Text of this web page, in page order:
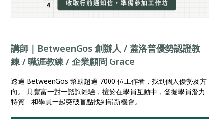
講師｜BetweenGos 創辦人 / 蓋洛普優勢認證教
練 / 職涯教練 / 企業顧問 Grace
透過 BetweenGos 幫助超過 7000 位工作者，找到個人優勢及方
向。 具豐富一對一諮詢經驗，擅於在學員互動中，發掘學員潛力
特質，和學員一起突破盲點找到嶄新機會。